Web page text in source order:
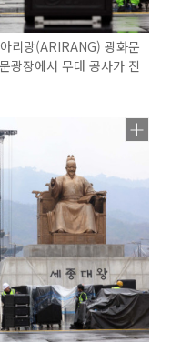
리랑(ARIRANG) 광화문
광장에서 무대 공사가 진